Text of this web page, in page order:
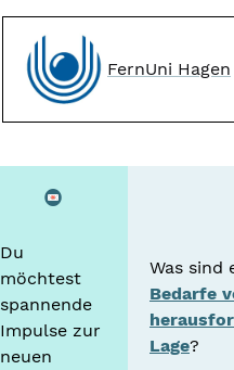
FernUni Hagen
Du
möchtest
spannende
Impulse zur
neuen
Was sind
Bedarfe
Lage?